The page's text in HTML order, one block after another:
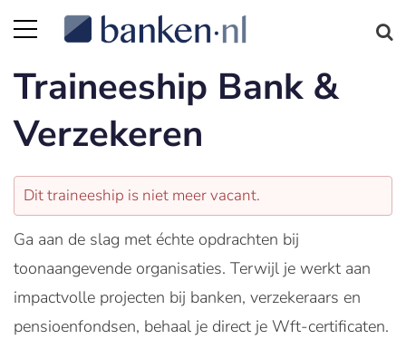
Traineeship Bank &
Verzekeren
Dit traineeship is niet meer vacant.
Ga aan de slag met échte opdrachten bij
toonaangevende organisaties. Terwijl je werkt aan
impactvolle projecten bij banken, verzekeraars en
pensioenfondsen, behaal je direct je Wft-certificaten.